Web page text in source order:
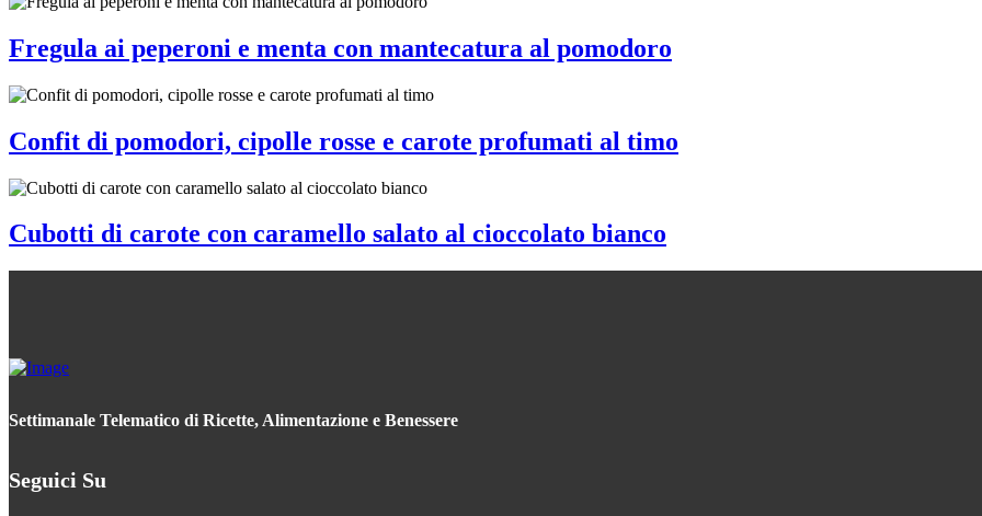
Fregula ai peperoni e menta con mantecatura al pomodoro
Confit di pomodori, cipolle rosse e carote profumati al timo
Cubotti di carote con caramello salato al cioccolato bianco
Settimanale Telematico di Ricette, Alimentazione e Benessere
Seguici Su